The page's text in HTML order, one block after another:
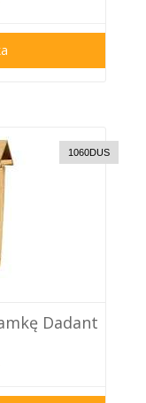
1060DUS
Dadant